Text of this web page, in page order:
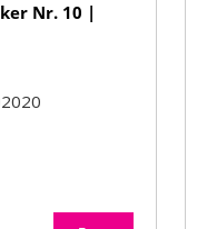
Nr. 10 |